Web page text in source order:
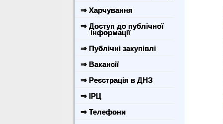
⇒ Харчування
⇒ Доступ до публічної
інформації
⇒ Публічні закупівлі
⇒ Вакансії
⇒ Реєстрація в ДНЗ
⇒ ІРЦ
⇒ Телефони